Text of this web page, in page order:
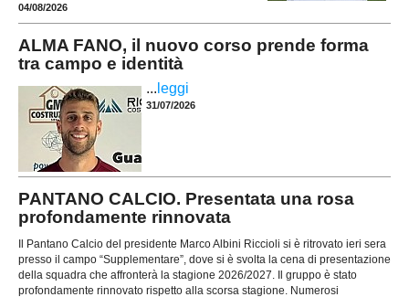
04/08/2026
ALMA FANO, il nuovo corso prende forma
tra campo e identità
... leggi
31/07/2026
PANTANO CALCIO. Presentata una rosa
profondamente rinnovata
Il Pantano Calcio del presidente Marco Albini Riccioli si è ritrovato ieri sera
presso il campo “Supplementare”, dove si è svolta la cena di presentazione
della squadra che affronterà la stagione 2026/2027. Il gruppo è stato
profondamente rinnovato rispetto alla scorsa stagione. Numerosi